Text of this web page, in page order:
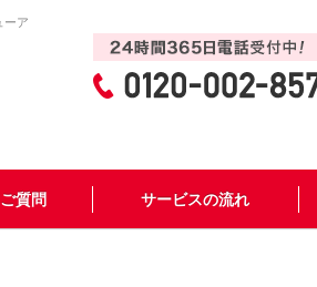
ーア
質問 サービスの流れ